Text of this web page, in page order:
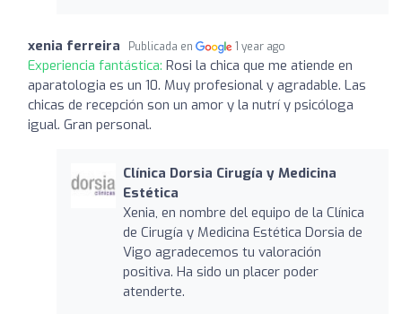
xenia ferreira Publicada en 1 year ago
Experiencia fantástica: Rosi la chica que me atiende en
aparatologia es un 10. Muy profesional y agradable. Las
chicas de recepción son un amor y la nutrí y psicóloga
igual. Gran personal.
Clínica Dorsia Cirugía y Medicina
Estética
Xenia, en nombre del equipo de la Clínica
de Cirugía y Medicina Estética Dorsia de
Vigo agradecemos tu valoración
positiva. Ha sido un placer poder
atenderte.